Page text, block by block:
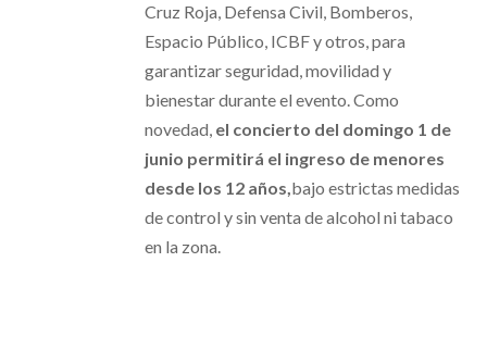
Cruz Roja, Defensa Civil, Bomberos,
Espacio Público, ICBF y otros, para
garantizar seguridad, movilidad y
bienestar durante el evento. Como
novedad,el concierto del domingo 1 de
junio permitirá el ingreso de menores
desde los 12 años,bajo estrictas medidas
de control y sin venta de alcohol ni tabaco
en la zona.